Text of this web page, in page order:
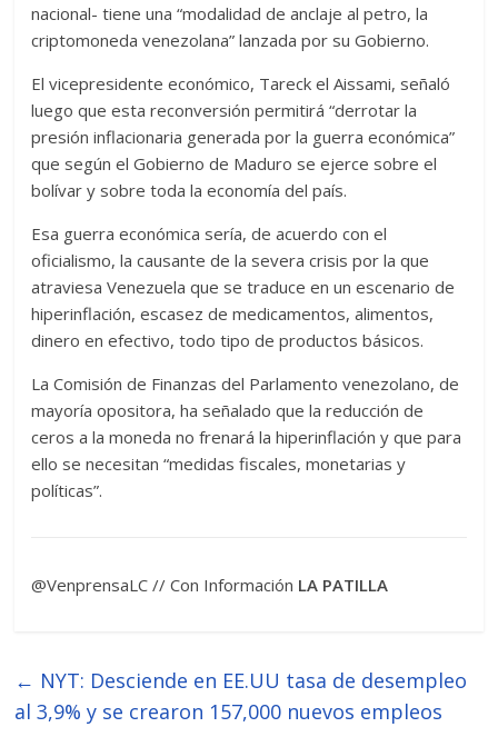
nacional- tiene una “modalidad de anclaje al petro, la
criptomoneda venezolana” lanzada por su Gobierno.
El vicepresidente económico, Tareck el Aissami, señaló
luego que esta reconversión permitirá “derrotar la
presión inflacionaria generada por la guerra económica”
que según el Gobierno de Maduro se ejerce sobre el
bolívar y sobre toda la economía del país.
Esa guerra económica sería, de acuerdo con el
oficialismo, la causante de la severa crisis por la que
atraviesa Venezuela que se traduce en un escenario de
hiperinflación, escasez de medicamentos, alimentos,
dinero en efectivo, todo tipo de productos básicos.
La Comisión de Finanzas del Parlamento venezolano, de
mayoría opositora, ha señalado que la reducción de
ceros a la moneda no frenará la hiperinflación y que para
ello se necesitan “medidas fiscales, monetarias y
políticas”.
@VenprensaLC // Con Información LA PATILLA
← NYT: Desciende en EE.UU tasa de desempleo
al 3,9% y se crearon 157,000 nuevos empleos